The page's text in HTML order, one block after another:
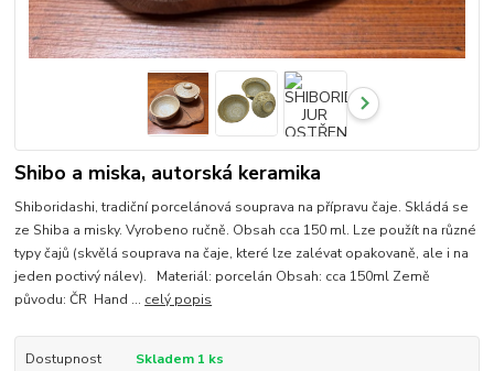
Shibo a miska, autorská keramika
Shiboridashi, tradiční porcelánová souprava na přípravu čaje. Skládá se
ze Shiba a misky. Vyrobeno ručně. Obsah cca 150 ml. Lze použít na různé
typy čajů (skvělá souprava na čaje, které lze zalévat opakovaně, ale i na
jeden poctivý nálev). Materiál: porcelán Obsah: cca 150ml Země
původu: ČR Hand ... celý popis
Dostupnost Skladem 1 ks